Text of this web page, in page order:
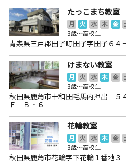
たっこまち教室
月 火 水 木 金
3歳～高校生
青森県三戸郡田子町田子字田子６４
けまない教室
月 火 水 木 金
3歳～高校生
秋田県鹿角市十和田毛馬内押出
Ｆ Ｂ‐６
花輪教室
月 火 水 木 金
3歳～高校生
秋田県鹿角市花輪字下花輪１番地３